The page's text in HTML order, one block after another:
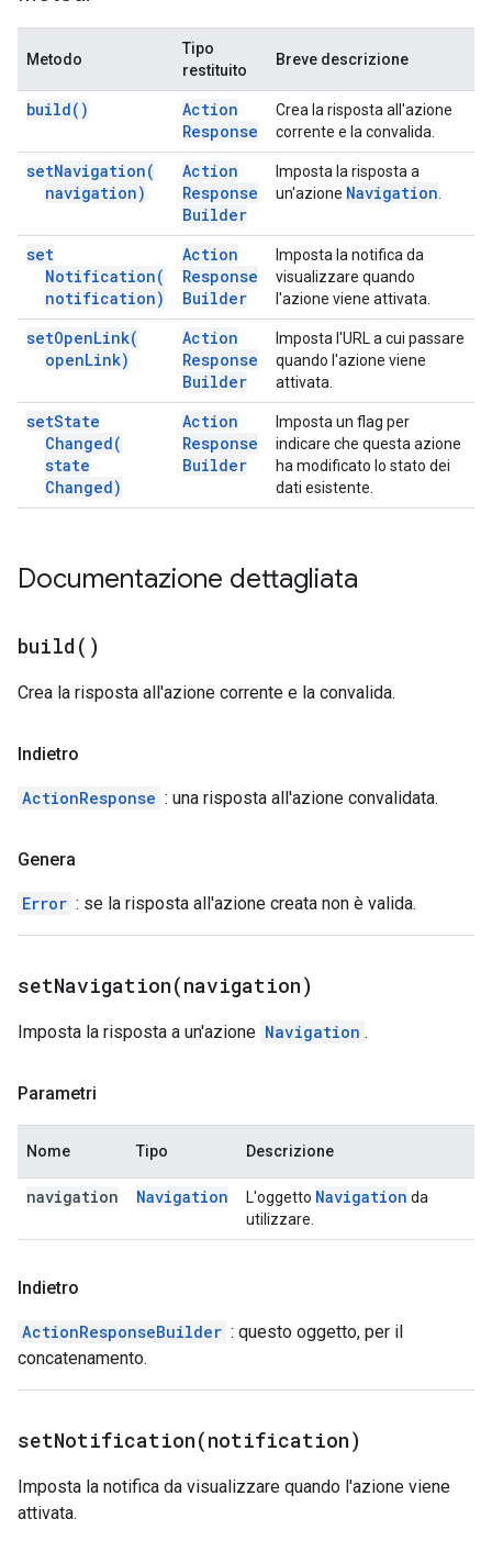
Metodo
Tipo
restituito
Breve descrizione
build( )
Action
Response
Crea la risposta all'azione
corrente e la convalida.
setNavigation(
navigation)
Action
Response
Builder
Imposta la risposta a
un'azione Navigation
set
Notification(
notification)
Action
Response
Builder
Imposta la notifica da
visualizzare quando
l'azione viene attivata.
setOpenLink(
openLink)
Action
Response
Builder
Imposta l'URL a cui passare
quando l'azione viene
attivata.
setState
Changed(
state
Changed)
Action
Response
Builder
Imposta un flag per
indicare che questa azione
ha modificato lo stato dei
dati esistente.
Documentazione dettagliata
build( )
Crea la risposta all'azione corrente e la convalida.
Indietro
ActionResponse : una risposta all'azione convalidata.
Genera
Error : se la risposta all'azione creata non è valida.
setNavigation(navigation)
Imposta la risposta a un'azione Navigation .
Parametri
Nome Tipo Descrizione
navigation Navigation L'oggetto Navigation da
utilizzare.
Indietro
ActionResponseBuilder : questo oggetto, per il
concatenamento.
setNotification(notification)
Imposta la notifica da visualizzare quando l'azione viene
attivata.